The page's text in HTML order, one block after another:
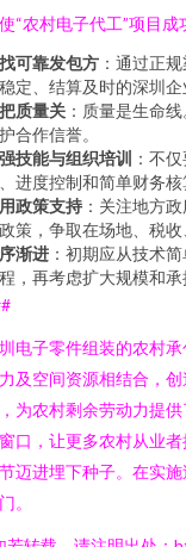
“农村电子代工”项目
可靠发包方 ：通过正
定、结算及时的深圳企
质量关 ：质量是生命
合作信誉。
技能与组织培训 ：不
进度控制和简单财务核
政策支持 ：关注地方
策，争取在场地、税收
渐进 ：初期应从技术
，再考虑扩大规模和承
电子零件组装的农村
及空间资源相结合，
为农村剩余劳动力提
口，让更多农村从业
迈进埋下种子。在实
。